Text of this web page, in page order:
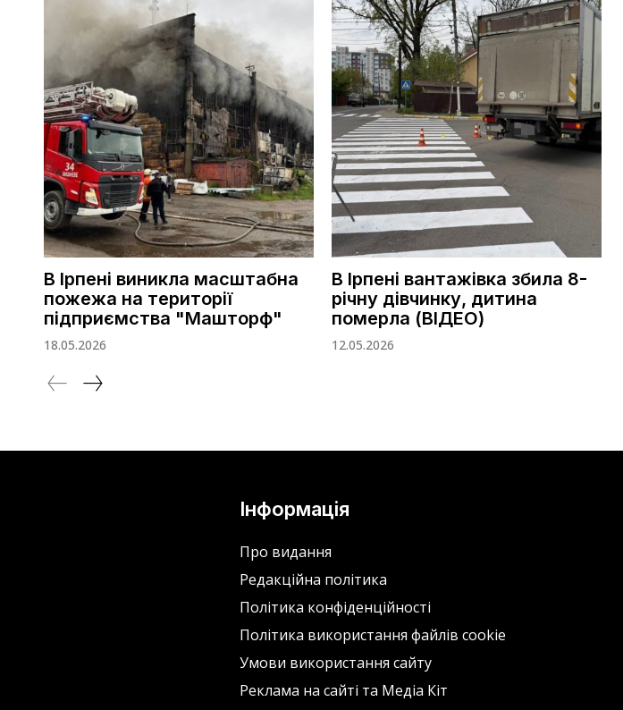
В Ірпені виникла масштабна
пожежа на території
підприємства "Машторф"
18.05.2026
В Ірпені вантажівка збила 8-
річну дівчинку, дитина
померла (ВІДЕО)
12.05.2026
Інформація
Про видання
Редакційна політика
Політика конфіденційності
Політика використання файлів cookie
Умови використання сайту
Реклама на сайті та Медіа Кіт